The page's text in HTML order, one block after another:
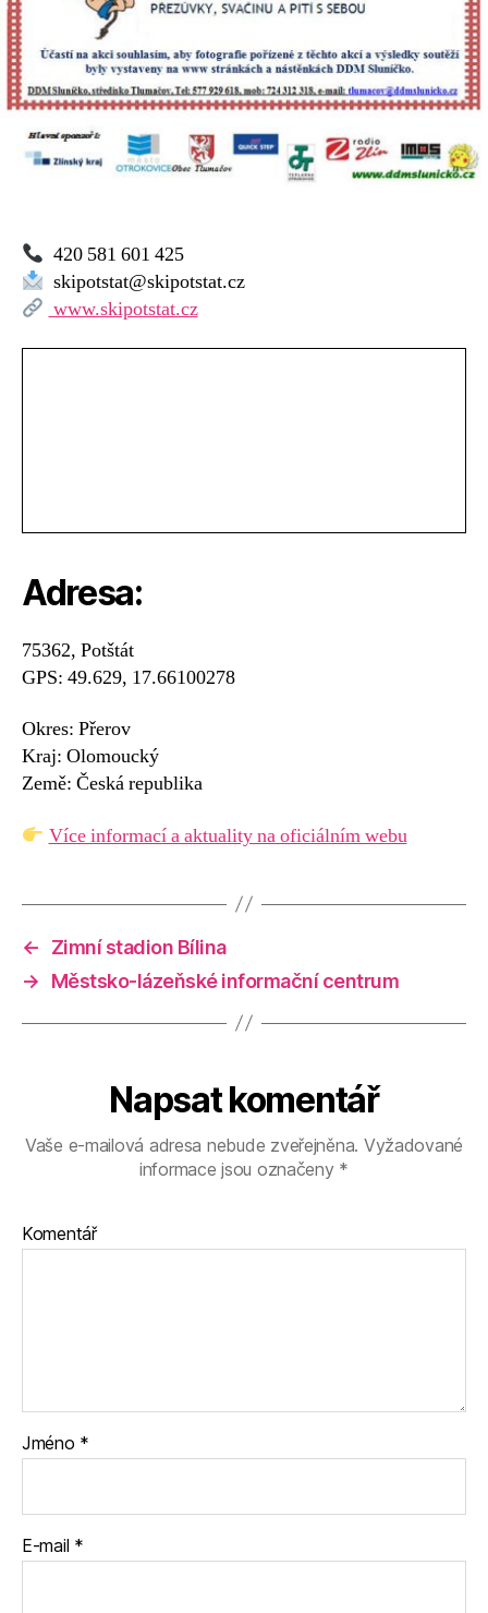
420 581 601 425
skipotstat@skipotstat.cz
www.skipotstat.cz
Adresa:
75362, Potštát
GPS: 49.629, 17.66100278
Okres: Přerov
Kraj: Olomoucký
Země: Česká republika
Více informací a aktuality na oficiálním webu
←
Zimní stadion Bílina
→
Městsko-lázeňské informační centrum
Napsat komentář
Vaše e-mailová adresa nebude zveřejněna. Vyžadované
informace jsou označeny *
Komentář
Jméno *
E-mail *